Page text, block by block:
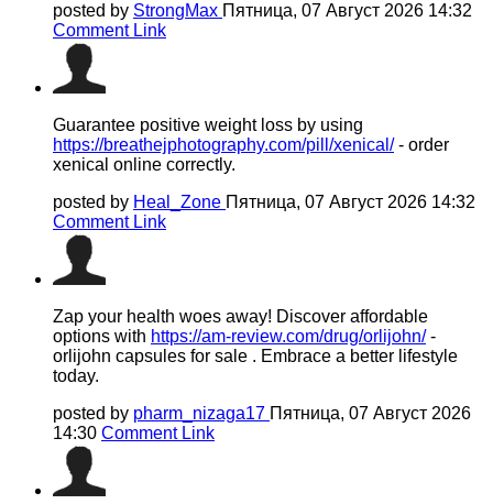
posted by StrongMax Пятница, 07 Август 2026 14:32
Comment Link
Guarantee positive weight loss by using
https://breathejphotography.com/pill/xenical/- order
xenical online correctly.
posted by Heal_Zone Пятница, 07 Август 2026 14:32
Comment Link
Zap your health woes away! Discover affordable
options with https://am-review.com/drug/orlijohn/-
orlijohn capsules for sale . Embrace a better lifestyle
today.
posted by pharm_nizaga17 Пятница, 07 Август 2026
14:30 Comment Link